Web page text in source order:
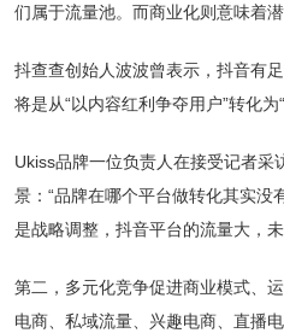
们属于流量池。而商业化则意味着潜
抖查查创始人波波曾表示，抖音有
将是从“以内容红利争夺用户”转化为
Ukiss品牌一位负责人在接受记者采
景：“品牌在哪个平台做转化其实没
是战略调整，抖音平台的流量大，
第二，多元化竞争促进商业模式、
电商、私域流量、兴趣电商、直播